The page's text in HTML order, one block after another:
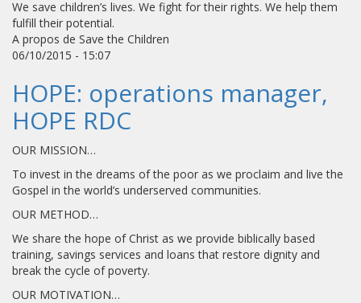
We save children’s lives. We fight for their rights. We help them
fulfill their potential.
A propos de Save the Children
06/10/2015 - 15:07
HOPE: operations manager,
HOPE RDC
OUR MISSION…
To invest in the dreams of the poor as we proclaim and live the
Gospel in the world’s underserved communities.
OUR METHOD…
We share the hope of Christ as we provide biblically based
training, savings services and loans that restore dignity and
break the cycle of poverty.
OUR MOTIVATION…